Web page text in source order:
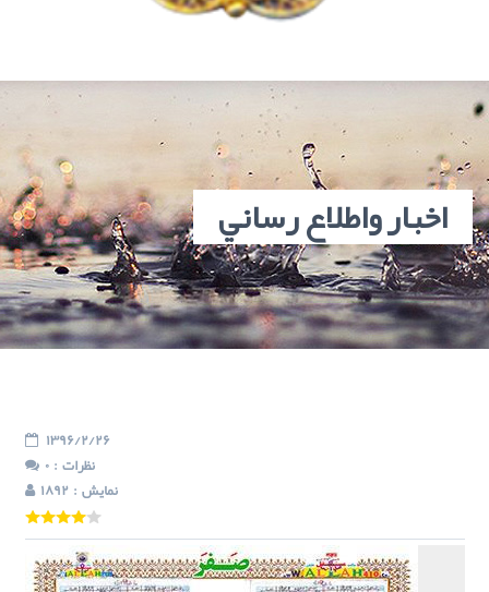
اخبار واطلاع رساني
1396/2/26
0 : نظرات
1892 : نمایش